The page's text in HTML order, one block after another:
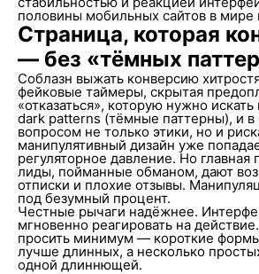
половины мобильных сайтов в мире
Страница, которая
— без «тёмных
Соблазн выжать конверсию
фейковые таймеры, скрытая
«отказаться», которую нужно
dark patterns (тёмные паттерны), и
вопросом не только этики, но и
манипулятивный дизайн уже
регуляторное давление. Но
лиды, пойманные обманом, дают
отписки и плохие отзывы.
под безумный процент.
Честные рычаги надёжнее.
мгновенно реагировать на
просить минимум — короткие
лучше длинных, а несколько
одной длиннющей.